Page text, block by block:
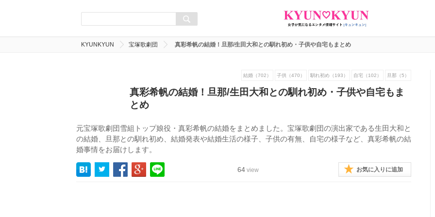
KYUNKYUN 宝塚歌劇団 真彩希帆の結婚！旦那/生田大和との馴れ初め・子供や自宅もまとめ
結婚（702） 子供（470） 馴れ初め（193） 自宅（102） 旦那（5）
真彩希帆の結婚！旦那/生田大和との馴れ初め・子供や自宅もま
とめ
元宝塚歌劇団雪組トップ娘役・真彩希帆の結婚をまとめました。宝塚歌劇団の演出家である生田大和と
の結婚、旦那との馴れ初め、結婚発表や結婚生活の様子、子供の有無、自宅の様子など、真彩希帆の結
婚事情をお届けします。
64 view お気に入りに追加